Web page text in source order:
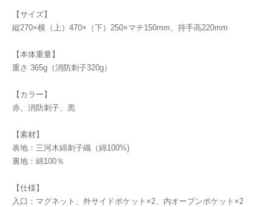
【サイズ】
縦270×横（上）470×（下）250×マチ150mm、持手高220mm
【本体重量】
重さ 365g（消防刺子320g）
【カラー】
赤、消防刺子、黒
【素材】
表地：三河木綿刺子織（綿100%)
裏地：綿100％
【仕様】
入口：マグネット、外サイドポケット×2、内オープンポケット×2